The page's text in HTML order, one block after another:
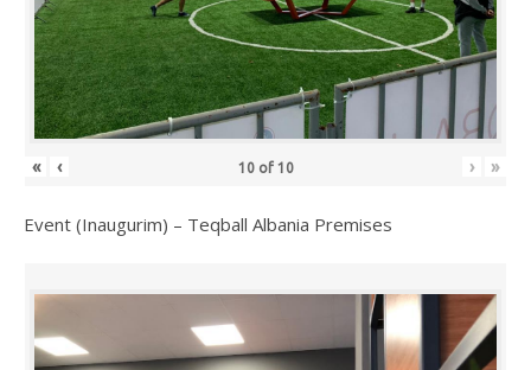
« ‹ 10of 10 › »
Event (Inaugurim) – Teqball Albania Premises